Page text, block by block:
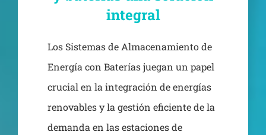
integral
Los Sistemas de Almacenamiento de
Energía con Baterías juegan un papel
crucial en la integración de energías
renovables y la gestión eficiente de la
demanda en las estaciones de